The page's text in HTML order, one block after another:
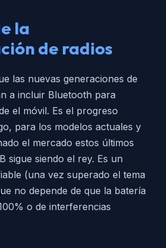
la
de radios
las nuevas generaciones de
a incluir Bluetooth para
el móvil. Es el progreso
para los modelos actuales y
el mercado estos últimos
sigue siendo el rey. Es un
(una vez superado el tema
no depende de que la batería
o de interferencias